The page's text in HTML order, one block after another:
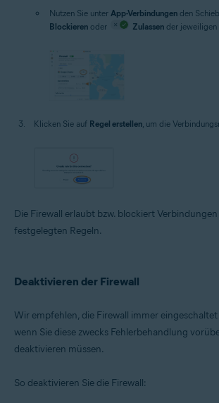
Nutzen Sie unter App-Verbindungen den
Blockieren oder Zulassender jeweiligen
Klicken Sie auf Regel erstellen , um die
Die Firewall erlaubt bzw. blockiert
festgelegten Regeln.
Deaktivieren der Firewall
Wir empfehlen, die Firewall immer eingeschaltet
wenn Sie diese zwecks Fehlerbehandlung
deaktivieren müssen.
So deaktivieren Sie die Firewall: